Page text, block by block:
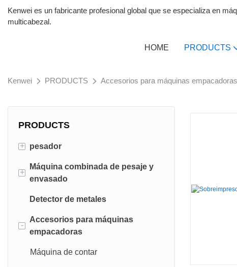
Kenwei es un fabricante profesional global que se especializa en
multicabezal.
HOME PRODUCTS
Kenwei PRODUCTS Accesorios para máquinas empacadoras
PRODUCTS
+ pesador
Pesadoras multicabezales
+
Máquina combinada de pesaje y
envasado
Máquina de embalaje vertical
Detector de metales
-
Accesorios para máquinas
empacadoras
Máquina de contar